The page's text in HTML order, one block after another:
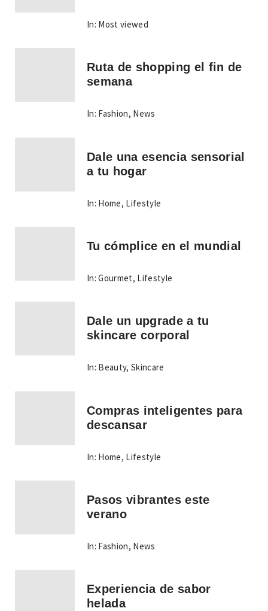
In: Most viewed
Ruta de shopping el fin de
semana
In: Fashion, News
Dale una esencia sensorial
a tu hogar
In: Home, Lifestyle
Tu cómplice en el mundial
In: Gourmet, Lifestyle
Dale un upgrade a tu
skincare corporal
In: Beauty,Skincare
Compras inteligentes para
descansar
In: Home, Lifestyle
Pasos vibrantes este
verano
In: Fashion, News
Experiencia de sabor
helada